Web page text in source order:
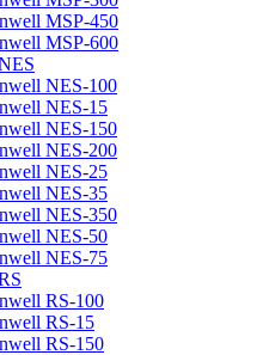
MSP-450
MSP-600
NES-100
NES-15
NES-150
NES-200
NES-25
NES-35
NES-350
NES-50
NES-75
RS-100
RS-15
RS-150